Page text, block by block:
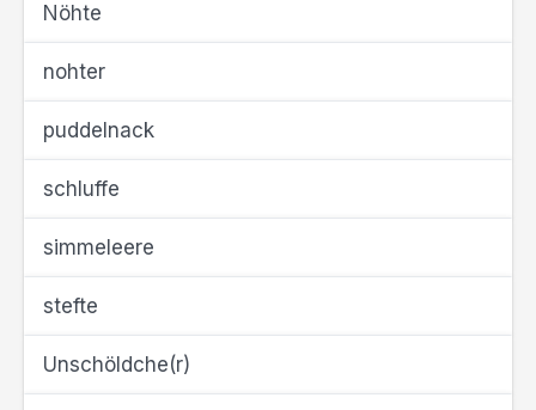
Nöhte
nohter
puddelnack
schluffe
simmeleere
stefte
Unschöldche(r)